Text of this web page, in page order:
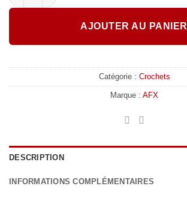
AJOUTER AU PANIER
Catégorie : Crochets
Marque : AFX
DESCRIPTION
INFORMATIONS COMPLÉMENTAIRES